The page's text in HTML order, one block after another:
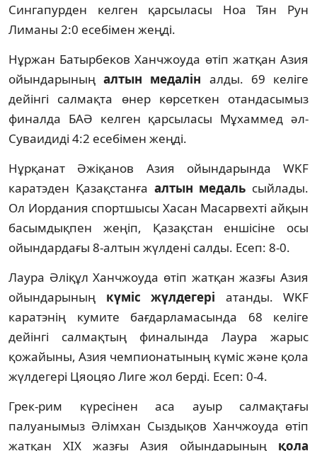
Сингапурден келген қарсыласы Ноа Тян Рун
Лиманы 2:0 есебімен жеңді.
Нұржан Батырбеков Ханчжоуда өтіп жатқан Азия
ойындарыныңалтын медалін алды. 69 келіге
дейінгі салмақта өнер көрсеткен отандасымыз
финалда БАӘ келген қарсыласы Мұхаммед әл-
Суваидиді 4:2 есебімен жеңді.
Нұрқанат Әжіқанов Азия ойындарында WKF
каратэден Қазақстанға алтын медаль сыйлады.
Ол Иордания спортшысы Хасан Масарвехті айқын
басымдықпен жеңіп, Қазақстан еншісіне осы
ойындардағы 8-алтын жүлдені салды. Есеп: 8-0.
Лаура Әліқұл Ханчжоуда өтіп жатқан жазғы Азия
ойындарының күміс жүлдегері атанды. WKF
каратэнің кумите бағдарламасында 68 келіге
дейінгі салмақтың финалында Лаура жарыс
қожайыны, Азия чемпионатының күміс және қола
жүлдегері Цяоцяо Лиге жол берді. Есеп: 0-4.
Грек-рим күресінен аса ауыр салмақтағы
палуанымыз Әлімхан Сыздықов Ханчжоуда өтіп
жатқан ХІХ жазғы Азия ойындарының қола